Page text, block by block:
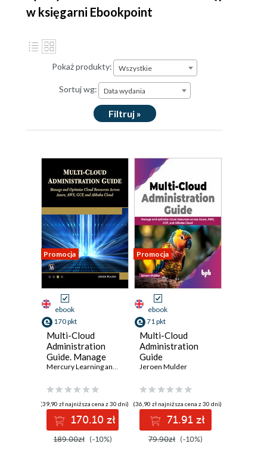
and “Transforming Healthcare with
DevOps4Care”.
w księgarni Ebookpoint
Pokaż produkty: Wszystkie
Sortuj wg: Data wydania
Filtruj »
Promocja
ebook
170 pkt
Multi-Cloud
Administration
Guide. Manage
and Optimize
across Azure,
AWS, GCP, and
Alibaba Cloud
Mercury Learning and Information ,Jeroen Mulder
(39,90 zł najniższa cena z 30 dni)
170.10 zł
189.00zł (-10%)
Promocja
ebook
71 pkt
Multi-Cloud
Administration
Guide
Jeroen Mulder
(36,90 zł najniższa cena z 30 dni)
71.91 zł
79.90zł (-10%)